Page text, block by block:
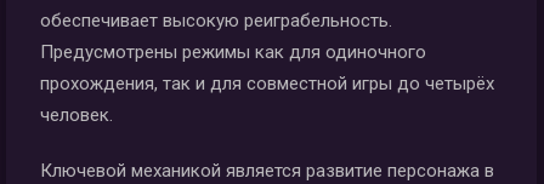
обеспечивает высокую реиграбельность.
Предусмотрены режимы как для одиночного
прохождения, так и для совместной игры до четырёх
человек.
Ключевой механикой является развитие персонажа в